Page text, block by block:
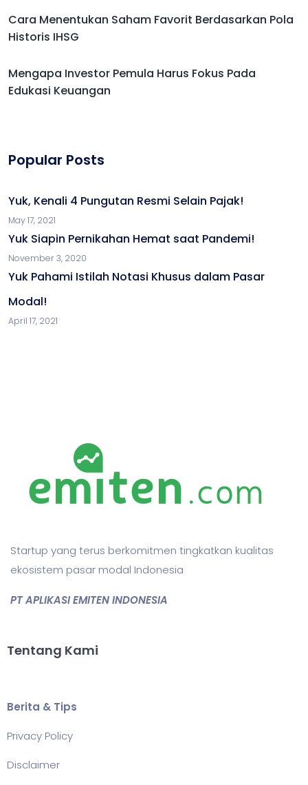
Cara Menentukan Saham Favorit Berdasarkan Pola
Historis IHSG
Mengapa Investor Pemula Harus Fokus Pada
Edukasi Keuangan
Popular Posts
Yuk, Kenali 4 Pungutan Resmi Selain Pajak!
May 17, 2021
Yuk Siapin Pernikahan Hemat saat Pandemi!
November 3, 2020
Yuk Pahami Istilah Notasi Khusus dalam Pasar
Modal!
April 17, 2021
Startup yang terus berkomitmen tingkatkan kualitas
ekosistem pasar modal Indonesia
PT APLIKASI EMITEN INDONESIA
Tentang Kami
Berita & Tips
Privacy Policy
Disclaimer